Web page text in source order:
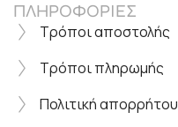
ΠΛΗΡΟΦΟΡΙΕΣ
Τρόποι αποστολής
Τρόποι πληρωμής
Πολιτική απορρήτου